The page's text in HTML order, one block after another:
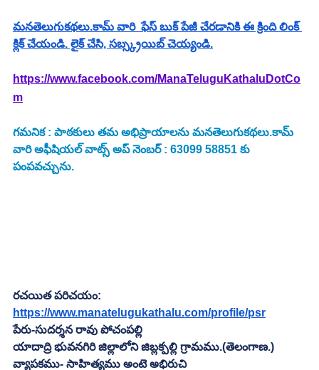
మనతెలుగుకథలు.కామ్ వారి  ఫేస్ బుక్ పేజీ చేరడానికి ఈ క్రింది లింక్
క్లిక్ చేయండి. లైక్ చేసి, సబ్స్క్రయిబ్ చెయ్యండి.
https://www.facebook.com/ManaTeluguKathaluDotCo
m
గమనిక : పాఠకులు తమ అభిప్రాయాలను మనతెలుగుకథలు.కామ్
వారి అఫీషియల్ వాట్స్ అప్ నెంబర్ : 63099 58851 కు
పంపవచ్చును.
రచయిత పరిచయం:
https://www.manatelugukathalu.com/profile/psr
పేరు-సుదర్శన రావు పోచంపల్లి
యాదాద్రి భువనగిరి జిల్లాలోని జిబ్లక్పల్లి గ్రామము.(తెలంగాణ.)
వ్యాపకము- సాహిత్యము అంటె అభిరుచి